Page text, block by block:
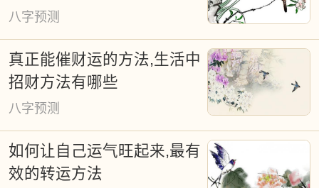
八字预测
真正能催财运的方法,生活中
招财方法有哪些
八字预测
如何让自己运气旺起来,最有
效的转运方法